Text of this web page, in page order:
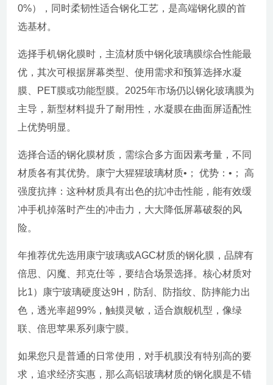
0%），同时柔韧性适合钢化工艺，是高端钢化膜的首
选基材。
选择手机钢化膜时，主流材质中钢化玻璃膜综合性能最
优，其次可根据屏幕类型、使用需求和预算选择水凝
膜、PET膜或功能型膜。2025年市场仍以钢化玻璃膜为
主导，新型材料提升了耐用性，水凝膜在曲面屏适配性
上优势明显。
选择合适的钢化膜材质，需综合多方面因素考量，不同
材质各有其优势。康宁大猩猩玻璃材质•； 优势：•； 高
强度抗摔：这种材质具有出色的抗冲击性能，能有效缓
冲手机掉落时产生的冲击力，大大降低屏幕破裂的风
险。
年推荐优先选用康宁玻璃或AGC材质的钢化膜，品牌有
倍思、闪魔、邦克仕等，要结合场景选择。核心材质对
比1）康宁玻璃硬度达9H，防刮、防指纹、防摔能力出
色，透光率超99%，触摸灵敏，适合旗舰机型，像绿
联、倍思苹果系列康宁膜。
如果您只是普通的日常使用，对手机膜没有特别高的要
求，追求经济实惠，那么高铝玻璃材质的钢化膜是不错